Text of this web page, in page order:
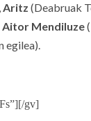
Aritz (Deabruak
Aitor Mendiluze
egilea).
gv]